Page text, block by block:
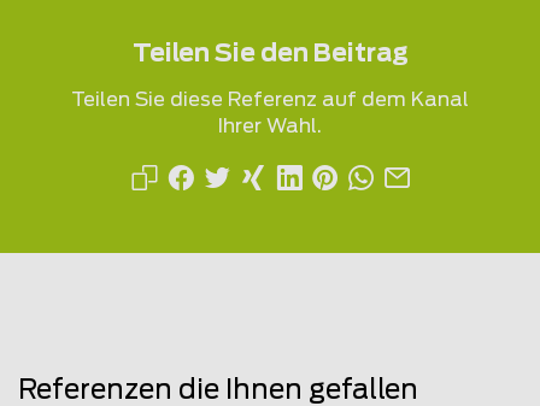
Teilen Sie den Beitrag
Teilen Sie diese Referenz auf dem Kanal
Ihrer Wahl.
Referenzen die Ihnen gefallen